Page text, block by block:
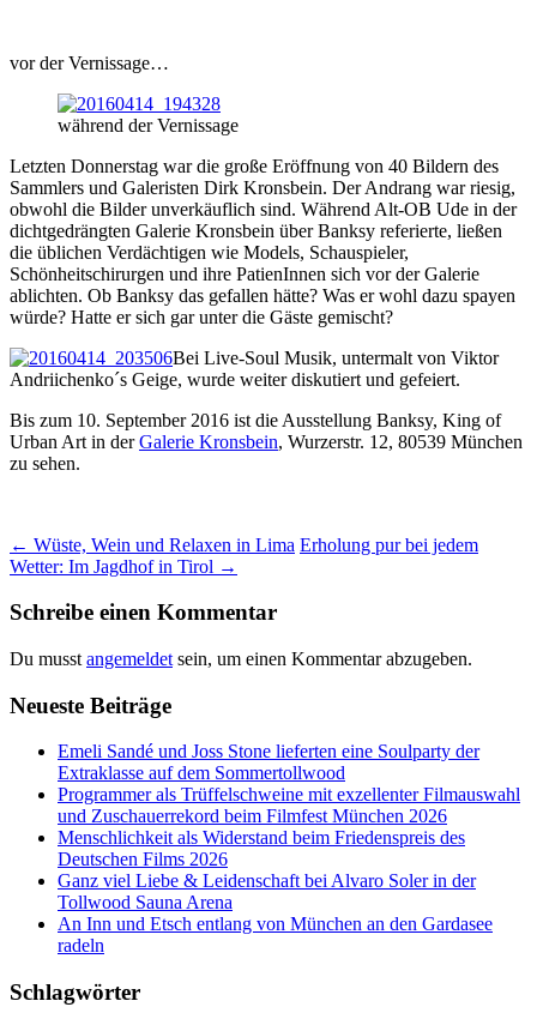
vor der Vernissage…
während der Vernissage
Letzten Donnerstag war die große Eröffnung von 40 Bildern des
Sammlers und Galeristen Dirk Kronsbein. Der Andrang war riesig,
obwohl die Bilder unverkäuflich sind. Während Alt-OB Ude in der
dichtgedrängten Galerie Kronsbein über Banksy referierte, ließen
die üblichen Verdächtigen wie Models, Schauspieler,
Schönheitschirurgen und ihre PatienInnen sich vor der Galerie
ablichten. Ob Banksy das gefallen hätte? Was er wohl dazu spayen
würde? Hatte er sich gar unter die Gäste gemischt?
Bei Live-Soul Musik, untermalt von Viktor
Andriichenko´s Geige, wurde weiter diskutiert und gefeiert.
Bis zum 10. September 2016 ist die Ausstellung Banksy, King of
Urban Art in derGalerie Kronsbein, Wurzerstr. 12, 80539 München
zu sehen.
Beitrags-
Navigation
← Wüste, Wein und Relaxen in Lima Erholung pur bei jedem
Wetter: Im Jagdhof in Tirol →
Schreibe einen Kommentar
Du musst angemeldet sein, um einen Kommentar abzugeben.
Neueste Beiträge
Emeli Sandé und Joss Stone lieferten eine Soulparty der
Extraklasse auf dem Sommertollwood
Programmer als Trüffelschweine mit exzellenter Filmauswahl
und Zuschauerrekord beim Filmfest München 2026
Menschlichkeit als Widerstand beim Friedenspreis des
Deutschen Films 2026
Ganz viel Liebe & Leidenschaft bei Alvaro Soler in der
Tollwood Sauna Arena
An Inn und Etsch entlang von München an den Gardasee
radeln
Schlagwörter